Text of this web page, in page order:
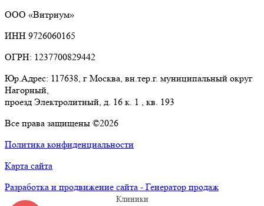
ООО «Витриум»
ИНН 9726060165
ОГРН: 1237700829442
Юр.Адрес: 117638, г Москва, вн.тер.г. муниципальный округ
Нагорный,
проезд Электролитный, д. 16 к. 1 , кв. 193
Все права защищены ©2026
Политика конфиденциальности
Карта сайта
Разработка и продвижение сайта - Генератор продаж
Клиники